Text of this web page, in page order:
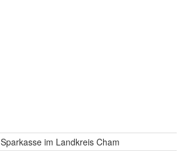
Sparkasse im Landkreis Cham